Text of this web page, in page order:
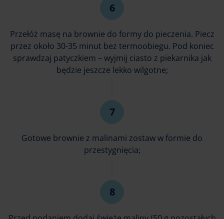
Przełóż masę na brownie do formy do pieczenia. Piecz
przez około 30-35 minut bez termoobiegu. Pod koniec
sprawdzaj patyczkiem – wyjmij ciasto z piekarnika jak
będzie jeszcze lekko wilgotne;
Gotowe brownie z malinami zostaw w formie do
przestygnięcia;